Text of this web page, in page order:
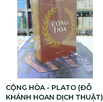
CỘNG HÒA - PLATO (ĐỖ
KHÁNH HOAN DỊCH THUẬT)